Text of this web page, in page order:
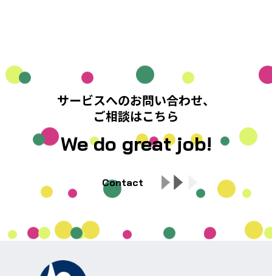
サービスへのお問い合わせ、
ご相談はこちら
We do great job!
Contact